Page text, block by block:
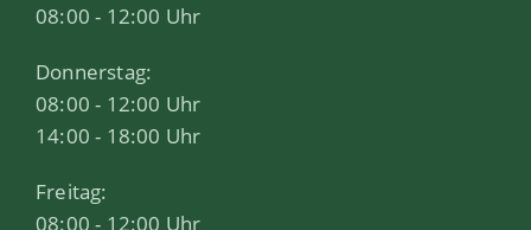
08:00 - 12:00 Uhr
Donnerstag:
08:00 - 12:00 Uhr
14:00 - 18:00 Uhr
Freitag:
08:00 - 12:00 Uhr